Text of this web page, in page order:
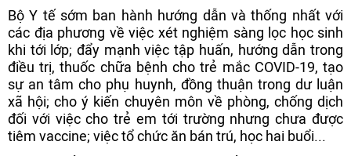
Bộ Y tế sớm ban hành hướng dẫn và thống nhất với
các địa phương về việc xét nghiệm sàng lọc học sinh
khi tới lớp; đẩy mạnh việc tập huấn, hướng dẫn trong
điều trị, thuốc chữa bệnh cho trẻ mắc COVID-19, tạo
sự an tâm cho phụ huynh, đồng thuận trong dư luận
xã hội; cho ý kiến chuyên môn về phòng, chống dịch
đối với việc cho trẻ em tới trường nhưng chưa được
tiêm vaccine; việc tổ chức ăn bán trú, học hai buổi...